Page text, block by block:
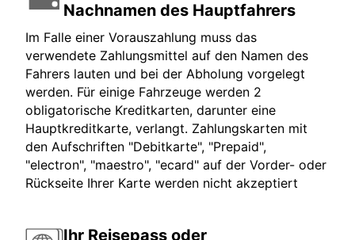
Nachnamen des Hauptfahrers
Im Falle einer Vorauszahlung muss das
verwendete Zahlungsmittel auf den Namen des
Fahrers lauten und bei der Abholung vorgelegt
werden. Für einige Fahrzeuge werden 2
obligatorische Kreditkarten, darunter eine
Hauptkreditkarte, verlangt. Zahlungskarten mit
den Aufschriften "Debitkarte", "Prepaid",
"electron", "maestro", "ecard" auf der Vorder- oder
Rückseite Ihrer Karte werden nicht akzeptiert
Ihr Reisepass oder